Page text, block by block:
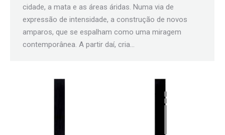
cidade, a mata e as áreas áridas. Numa via de
expressão de intensidade, a construção de novos
amparos, que se espalham como uma miragem
contemporânea. A partir daí, cria…